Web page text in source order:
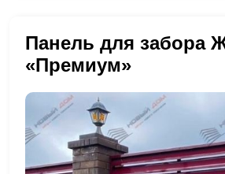
Панель для забора
«Премиум»